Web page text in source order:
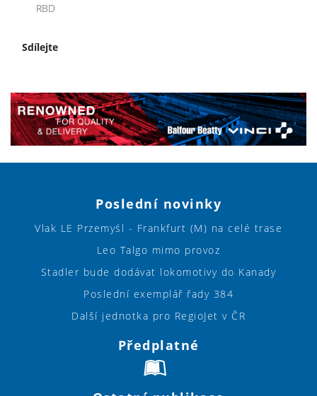
RBD
Sdílejte
Poslední novinky
Vlak LE Przemyśl - Frankfurt (M) na celé trase
Leo Talgo mimo provoz
Stadler bude dodávat lokomotivy do Kanady
Poslední exemplář řady 384
Další jednotka pro RegioJet v ČR
Předplatné